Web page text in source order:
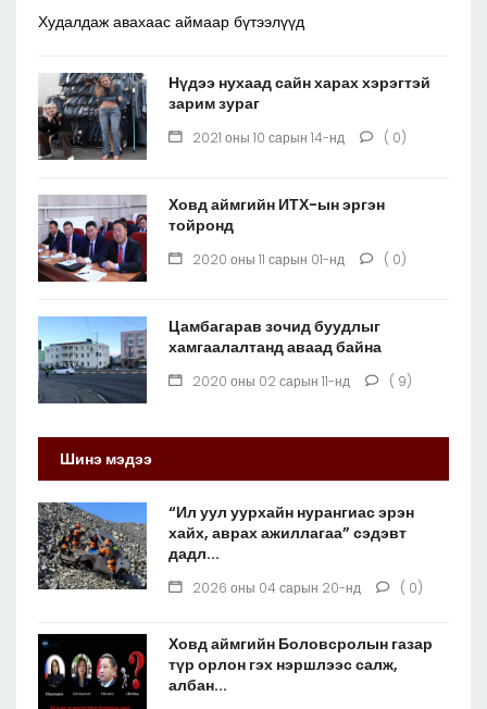
Худалдаж авахаас аймаар бүтээлүүд
Нүдээ нухаад сайн харах хэрэгтэй
зарим зураг
2021 оны 10 сарын 14-нд ( 0)
Ховд аймгийн ИТХ-ын эргэн
тойронд
2020 оны 11 сарын 01-нд ( 0)
Цамбагарав зочид буудлыг
хамгаалалтанд аваад байна
2020 оны 02 сарын 11-нд ( 9)
Шинэ мэдээ
“Ил уул уурхайн нурангиас эрэн
хайх, аврах ажиллагаа” сэдэвт
дадл...
2026 оны 04 сарын 20-нд ( 0)
Ховд аймгийн Боловсролын газар
түр орлон гэх нэршлээс салж,
албан...